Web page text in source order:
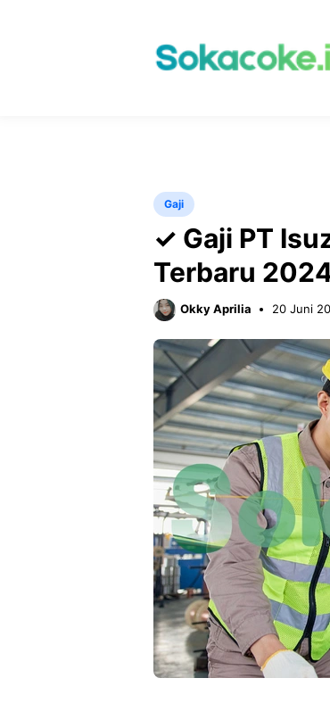
Gaji
✓ Gaji PT
Terbaru
Okky Aprilia 20 Juni